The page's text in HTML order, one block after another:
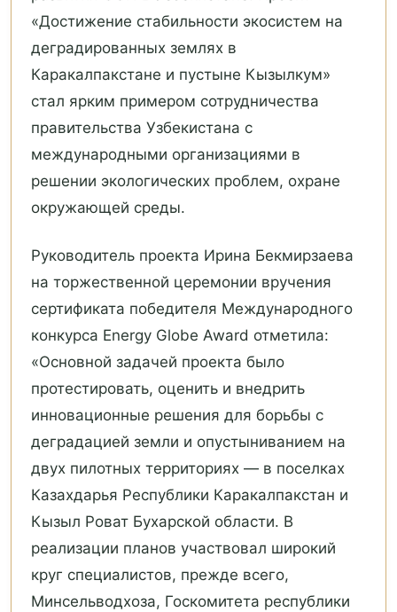
«Достижение стабильности экосистем на
деградированных землях в
Каракалпакстане и пустыне Кызылкум»
стал ярким примером сотрудничества
правительства Узбекистана с
международными организациями в
решении экологических проблем, охране
окружающей среды.
Руководитель проекта Ирина Бекмирзаева
на торжественной церемонии вручения
сертификата победителя Международного
конкурса Energy Globe Award отметила:
«Основной задачей проекта было
протестировать, оценить и внедрить
инновационные решения для борьбы с
деградацией земли и опустыниванием на
двух пилотных территориях — в поселках
Казахдарья Республики Каракалпакстан и
Кызыл Роват Бухарской области. В
реализации планов участвовал широкий
круг специалистов, прежде всего,
Минсельводхоза, Госкомитета республики